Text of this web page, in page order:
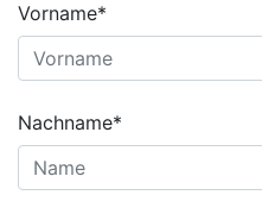
Vorname*
Nachname*